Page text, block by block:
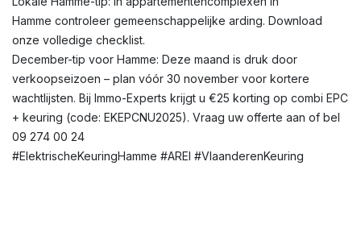
Hamme controleer gemeenschappelijke arding. Download
onze volledige checklist.
December-tip voor Hamme: Deze maand is druk door
verkoopseizoen – plan vóór 30 november voor kortere
wachtlijsten. Bij Immo-Experts krijgt u €25 korting op combi EPC
+ keuring (code: EKEPCNU2025). Vraag uw offerte aan of bel
09 274 00 24
#ElektrischeKeuringHamme #AREI #VlaanderenKeuring